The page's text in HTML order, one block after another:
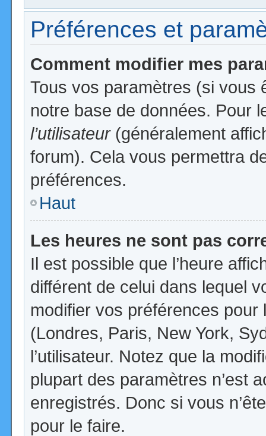
Préférences et
Comment modifier mes
Tous vos paramètres (si vous
notre base de données. Pour
l’utilisateur(généralement
forum). Cela vous permettra
préférences.
Haut
Les heures ne sont pas
Il est possible que l’heure
différent de celui dans lequel
modifier vos préférences
(Londres, Paris, New York,
l’utilisateur. Notez que la
plupart des paramètres n’est
enregistrés. Donc si vous
pour le faire.